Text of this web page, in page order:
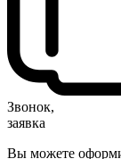
Звонок,
заявка
Вы можете